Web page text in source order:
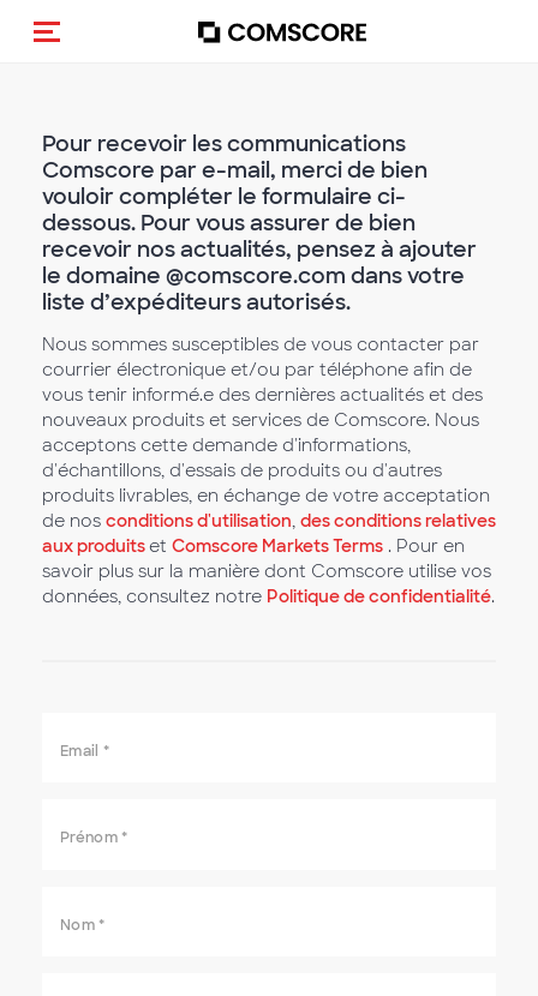
(Des)activer la navigation
Pour recevoir les communications
Comscore par e-mail, merci de bien
vouloir compléter le formulaire ci-
dessous. Pour vous assurer de bien
recevoir nos actualités, pensez à ajouter
le domaine @comscore.com dans votre
liste d’expéditeurs autorisés.
Nous sommes susceptibles de vous contacter par
courrier électronique et/ou par téléphone afin de
vous tenir informé.e des dernières actualités et des
nouveaux produits et services de Comscore. Nous
acceptons cette demande d'informations,
d'échantillons, d'essais de produits ou d'autres
produits livrables, en échange de votre acceptation
de nos conditions d'utilisation, des conditions relatives
aux produitset Comscore Markets Terms . Pour en
savoir plus sur la manière dont Comscore utilise vos
données, consultez notre Politique de confidentialité.
Email *
Prénom *
Nom *